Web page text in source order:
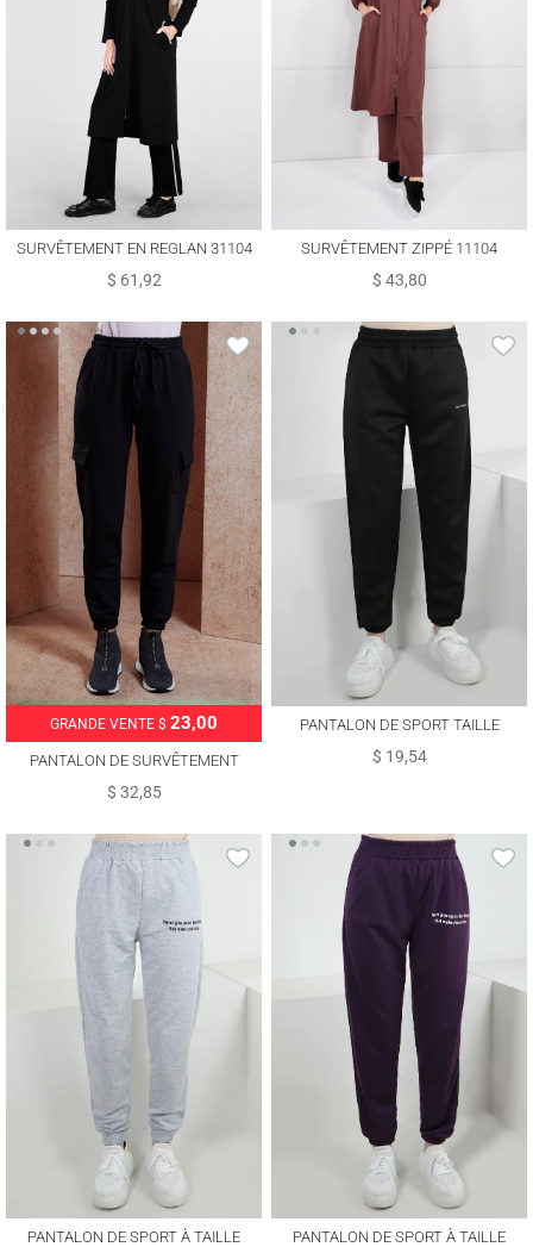
SURVÊTEMENT EN REGLAN 31104
$ 61,92
SURVÊTEMENT ZIPPÉ 11104
$ 43,80
GRANDE VENTE $ 23,00
PANTALON DE SURVÊTEMENT
ALVINA T 70398
$ 32,85
PANTALON DE SPORT TAILLE
ÉLASTIQUE T 4163
$ 19,54
PANTALON DE SPORT À TAILLE
PANTALON DE SPORT À TAILLE